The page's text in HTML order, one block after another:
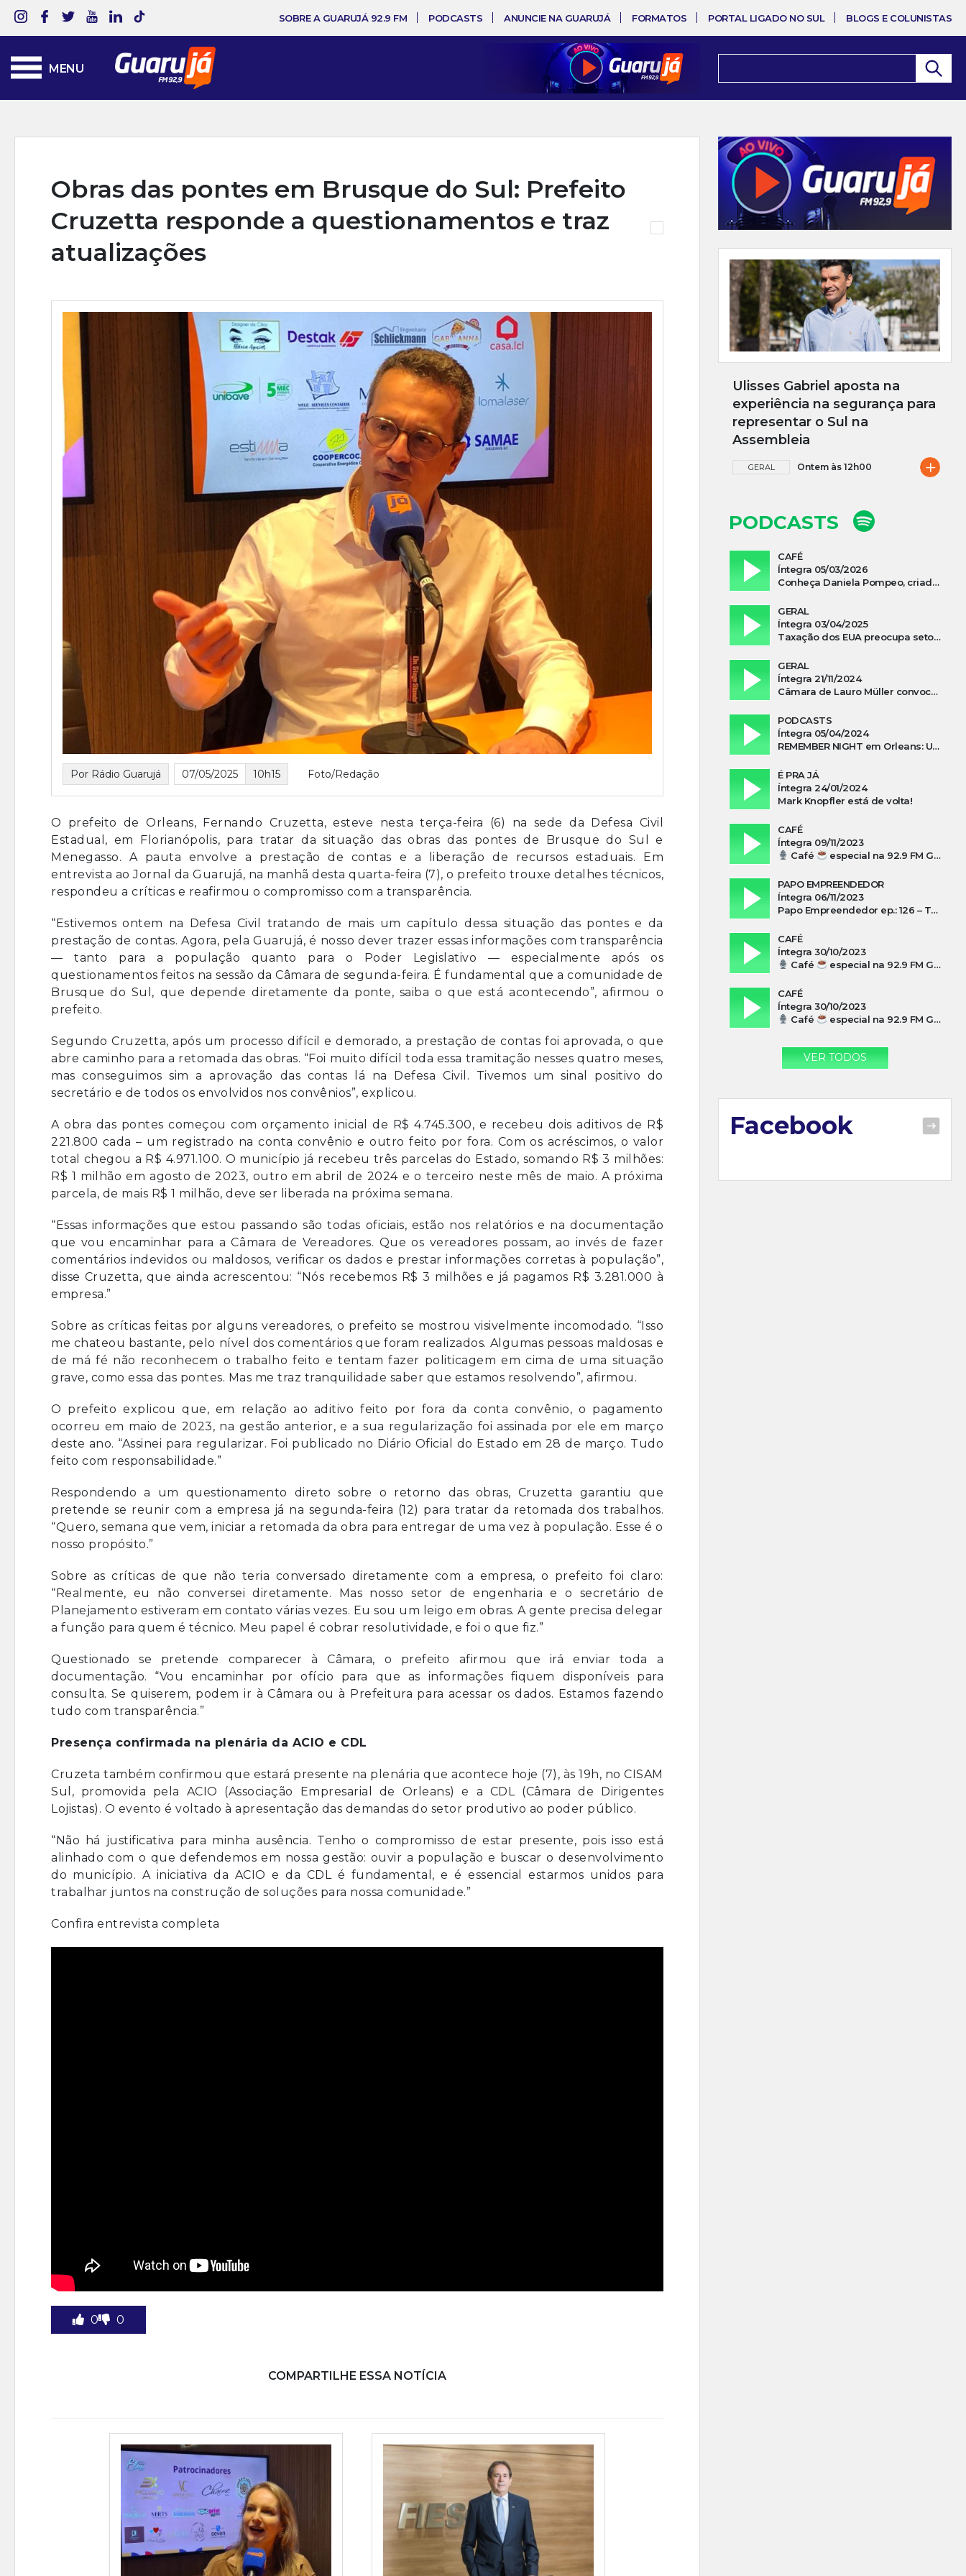
SOBRE A GUARUJÁ 92.9 FM PODCASTS ANUNCIE NA GUARUJÁ FORMATOS PORTAL LIGADO NO SUL BLOGS E COLUNISTAS
MENU
Obras das pontes em Brusque do Sul: Prefeito
Cruzetta responde a questionamentos e traz
atualizações
Por Rádio Guarujá 07/05/2025 10h15 Foto/Redação
O prefeito de Orleans, Fernando Cruzetta, esteve nesta terça-feira (6) na sede da Defesa Civil
Estadual, em Florianópolis, para tratar da situação das obras das pontes de Brusque do Sul e
Menegasso. A pauta envolve a prestação de contas e a liberação de recursos estaduais. Em
entrevista ao Jornal da Guarujá, na manhã desta quarta-feira (7), o prefeito trouxe detalhes técnicos,
respondeu a críticas e reafirmou o compromisso com a transparência.
“Estivemos ontem na Defesa Civil tratando de mais um capítulo dessa situação das pontes e da
prestação de contas. Agora, pela Guarujá, é nosso dever trazer essas informações com transparência
— tanto para a população quanto para o Poder Legislativo — especialmente após os
questionamentos feitos na sessão da Câmara de segunda-feira. É fundamental que a comunidade de
Brusque do Sul, que depende diretamente da ponte, saiba o que está acontecendo”, afirmou o
prefeito.
Segundo Cruzetta, após um processo difícil e demorado, a prestação de contas foi aprovada, o que
abre caminho para a retomada das obras. “Foi muito difícil toda essa tramitação nesses quatro meses,
mas conseguimos sim a aprovação das contas lá na Defesa Civil. Tivemos um sinal positivo do
secretário e de todos os envolvidos nos convênios”, explicou.
A obra das pontes começou com orçamento inicial de R$ 4.745.300, e recebeu dois aditivos de R$
221.800 cada – um registrado na conta convênio e outro feito por fora. Com os acréscimos, o valor
total chegou a R$ 4.971.100. O município já recebeu três parcelas do Estado, somando R$ 3 milhões:
R$ 1 milhão em agosto de 2023, outro em abril de 2024 e o terceiro neste mês de maio. A próxima
parcela, de mais R$ 1 milhão, deve ser liberada na próxima semana.
“Essas informações que estou passando são todas oficiais, estão nos relatórios e na documentação
que vou encaminhar para a Câmara de Vereadores. Que os vereadores possam, ao invés de fazer
comentários indevidos ou maldosos, verificar os dados e prestar informações corretas à população”,
disse Cruzetta, que ainda acrescentou: “Nós recebemos R$ 3 milhões e já pagamos R$ 3.281.000 à
empresa.”
Sobre as críticas feitas por alguns vereadores, o prefeito se mostrou visivelmente incomodado. “Isso
me chateou bastante, pelo nível dos comentários que foram realizados. Algumas pessoas maldosas e
de má fé não reconhecem o trabalho feito e tentam fazer politicagem em cima de uma situação
grave, como essa das pontes. Mas me traz tranquilidade saber que estamos resolvendo”, afirmou.
O prefeito explicou que, em relação ao aditivo feito por fora da conta convênio, o pagamento
ocorreu em maio de 2023, na gestão anterior, e a sua regularização foi assinada por ele em março
deste ano. “Assinei para regularizar. Foi publicado no Diário Oficial do Estado em 28 de março. Tudo
feito com responsabilidade.”
Respondendo a um questionamento direto sobre o retorno das obras, Cruzetta garantiu que
pretende se reunir com a empresa já na segunda-feira (12) para tratar da retomada dos trabalhos.
“Quero, semana que vem, iniciar a retomada da obra para entregar de uma vez à população. Esse é o
nosso propósito.”
Sobre as críticas de que não teria conversado diretamente com a empresa, o prefeito foi claro:
“Realmente, eu não conversei diretamente. Mas nosso setor de engenharia e o secretário de
Planejamento estiveram em contato várias vezes. Eu sou um leigo em obras. A gente precisa delegar
a função para quem é técnico. Meu papel é cobrar resolutividade, e foi o que fiz.”
Questionado se pretende comparecer à Câmara, o prefeito afirmou que irá enviar toda a
documentação. “Vou encaminhar por ofício para que as informações fiquem disponíveis para
consulta. Se quiserem, podem ir à Câmara ou à Prefeitura para acessar os dados. Estamos fazendo
tudo com transparência.”
Presença confirmada na plenária da ACIO e CDL
Cruzeta também confirmou que estará presente na plenária que acontece hoje (7), às 19h, no CISAM
Sul, promovida pela ACIO (Associação Empresarial de Orleans) e a CDL (Câmara de Dirigentes
Lojistas). O evento é voltado à apresentação das demandas do setor produtivo ao poder público.
“Não há justificativa para minha ausência. Tenho o compromisso de estar presente, pois isso está
alinhado com o que defendemos em nossa gestão: ouvir a população e buscar o desenvolvimento
do município. A iniciativa da ACIO e da CDL é fundamental, e é essencial estarmos unidos para
trabalhar juntos na construção de soluções para nossa comunidade.”
Confira entrevista completa
0 0
COMPARTILHE ESSA NOTÍCIA
Ulisses Gabriel aposta na
experiência na segurança para
representar o Sul na
Assembleia
GERAL Ontem às 12h00 +
PODCASTS
CAFÉ
Íntegra 05/03/2026
Conheça Daniela Pompeo, criadora do podcast “Vivi e Aprendi”, que estreia neste sábado
GERAL
Íntegra 03/04/2025
Taxação dos EUA preocupa setor madeireiro de SC
GERAL
Íntegra 21/11/2024
Câmara de Lauro Müller convoca prefeita para esclarecer falta d’água no Guatá
PODCASTS
Íntegra 05/04/2024
REMEMBER NIGHT em Orleans: Uma noite de tributo ao ABBA e aos anos 80
É PRA JÁ
Íntegra 24/01/2024
Mark Knopfler está de volta!
CAFÉ
Íntegra 09/11/2023
Café
especial na 92.9 FM Guarujá com Kuki Savi Mondo
PAPO EMPREENDEDOR
Íntegra 06/11/2023
Papo Empreendedor ep.: 126 – Thayni Librelato Sérgio Rodrigues Alves, Isadora Arns, Lilian Guthron Koslowski e Edio Kunhasky Junior sobre “O poder do associativismo na promoção de oportunidades”
CAFÉ
Íntegra 30/10/2023
Café
especial na 92.9 FM Guarujá com Silvio Machado
CAFÉ
Íntegra 30/10/2023
Café
especial na 92.9 FM Guarujá com Paulo Cesar Leandres
VER TODOS
Facebook